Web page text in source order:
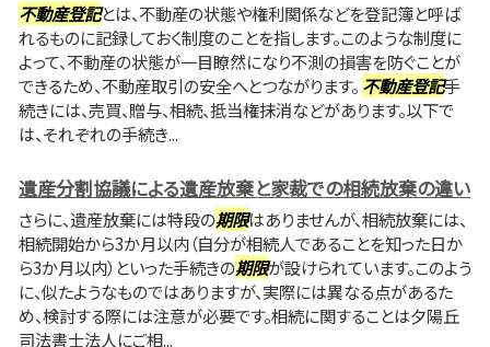
不動産登記とは、不動産の状態や権利関係などを登記簿と呼ば
れるものに記録しておく制度のことを指します。このような制度に
よって、不動産の状態が一目瞭然になり不測の損害を防ぐことが
できるため、不動産取引の安全へとつながります。 不動産登記手
続きには、売買、贈与、相続、抵当権抹消などがあります。以下で
は、それぞれの手続き...
遺産分割協議による遺産放棄と家裁での相続放棄の違い
さらに、遺産放棄には特段の期限はありませんが、相続放棄には、
相続開始から3か月以内（自分が相続人であることを知った日か
ら3か月以内）といった手続きの期限が設けられています。このよう
に、似たようなものではありますが、実際には異なる点があるた
め、検討する際には注意が必要です。相続に関することは夕陽丘
司法書士法人にご相...